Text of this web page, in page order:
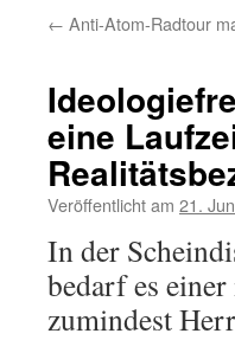
← Anti-Atom-Radtour
eine
Veröffentlicht am 21.
In der
bedarf es
zumindest